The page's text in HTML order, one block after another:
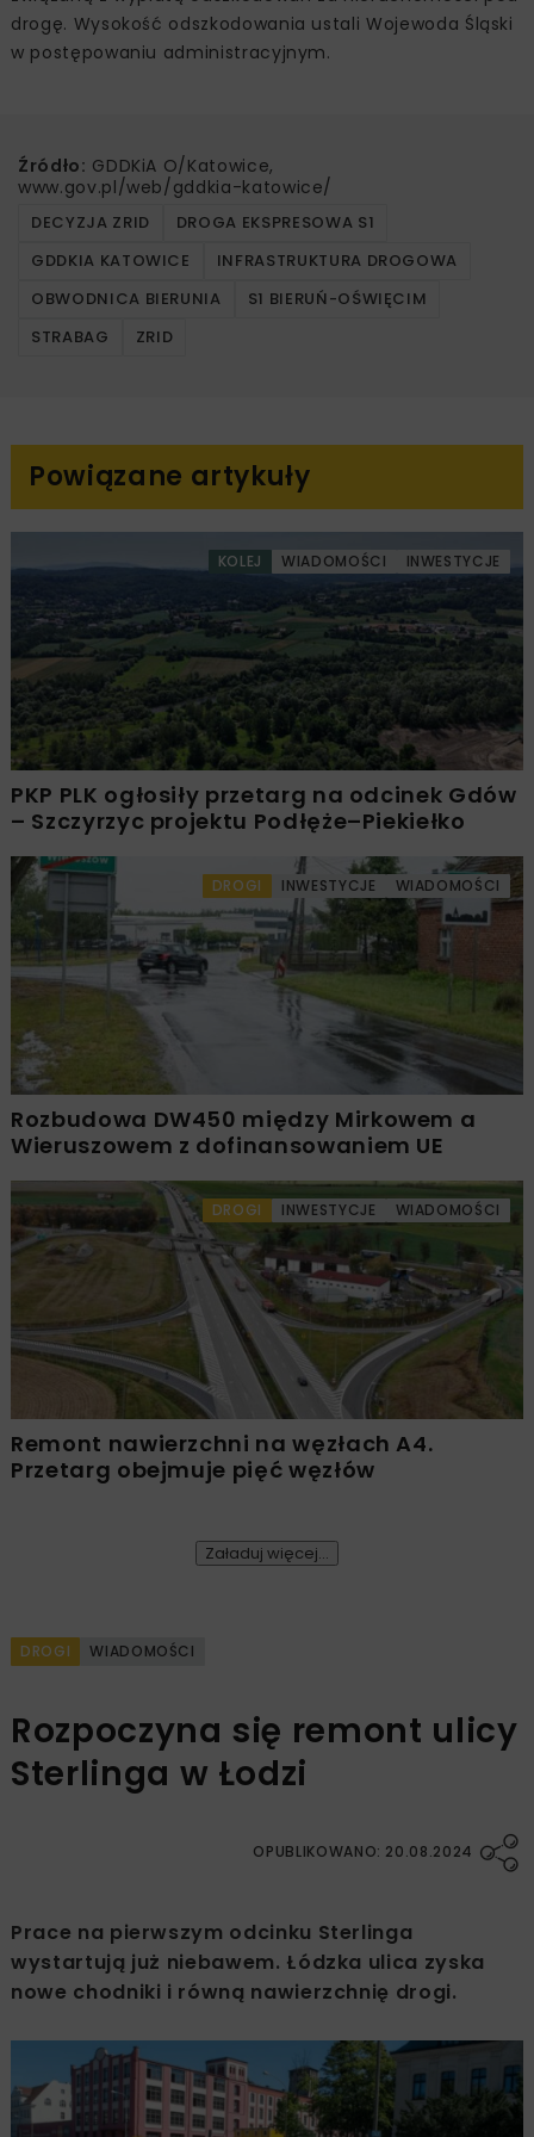
drogę. Wysokość odszkodowania ustali Wojewoda Śląski
w postępowaniu administracyjnym.
Źródło: GDDKiA O/Katowice,
www.gov.pl/web/gddkia-katowice/
DECYZJA ZRID
DROGA EKSPRESOWA S1
GDDKIA KATOWICE
INFRASTRUKTURA DROGOWA
OBWODNICA BIERUNIA
S1 BIERUŃ-OŚWIĘCIM
STRABAG
ZRID
Powiązane artykuły
KOLEJ WIADOMOŚCI INWESTYCJE
PKP PLK ogłosiły przetarg na odcinek Gdów
– Szczyrzyc projektu Podłęże–Piekiełko
DROGI INWESTYCJE WIADOMOŚCI
Rozbudowa DW450 między Mirkowem a
Wieruszowem z dofinansowaniem UE
DROGI INWESTYCJE WIADOMOŚCI
Remont nawierzchni na węzłach A4.
Przetarg obejmuje pięć węzłów
Załaduj więcej...
DROGI WIADOMOŚCI
Rozpoczyna się remont ulicy
Sterlinga w Łodzi
OPUBLIKOWANO: 20.08.2024
Prace na pierwszym odcinku Sterlinga
wystartują już niebawem. Łódzka ulica zyska
nowe chodniki i równą nawierzchnię drogi.